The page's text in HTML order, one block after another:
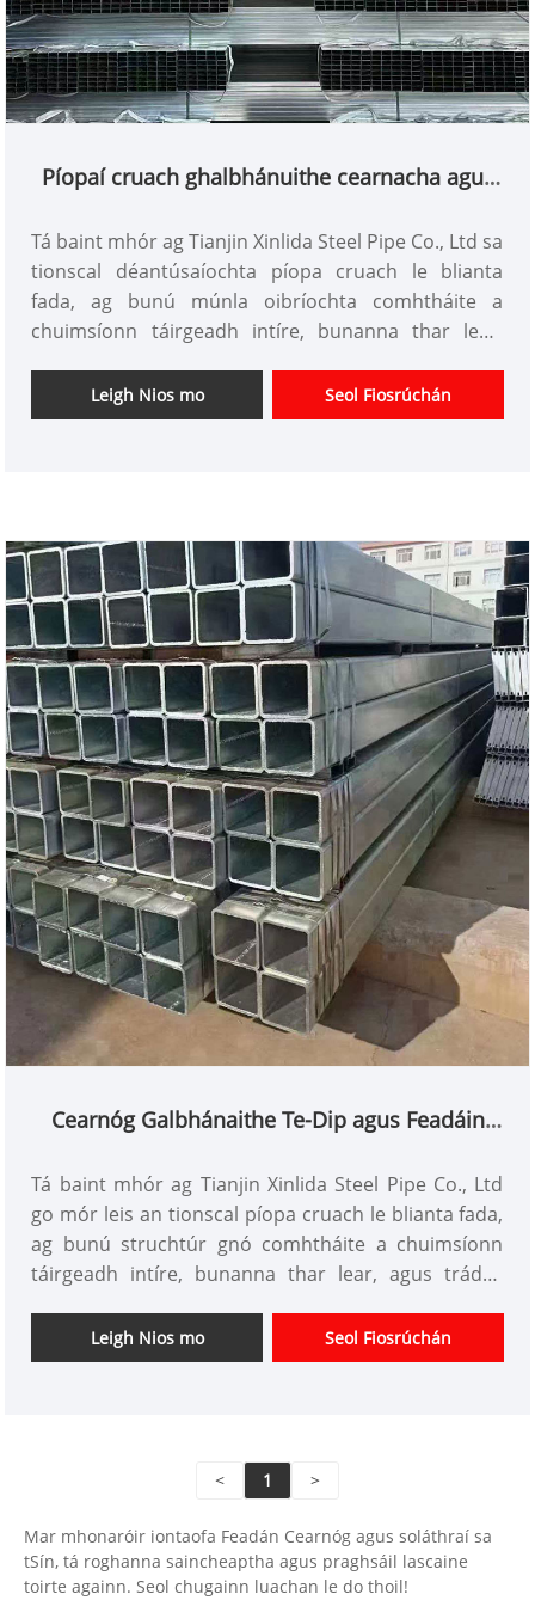
Píopaí cruach ghalbhánuithe cearnacha agus
Tá baint mhór ag Tianjin Xinlida Steel Pipe Co., Ltd sa
tionscal déantúsaíochta píopa cruach le blianta
fada, ag bunú múnla oibríochta comhtháite a
chuimsíonn táirgeadh intíre, bunanna thar lear,
onnmhairiú chuig Oirdheisceart na hÁise, an
Meánoirthear, agus réigiúin eile thar lear, agus tá
agus dronuilleogach, déanann an chuideachta
trealamh táirgeachta cliste agus próisis aibíochta a
ghiaráil chun próifílí ardfheidhmíochta, cost-
éifeachtach a chruthú, ag tabhairt aghaidh go foirfe
ar phointí pian an tionscail ar nós cóireáil chasta
frith-chreimeadh, costais soláthair arda, timthriallta
seachadta fada, agus próiseáil casta. Tagann na
táirgí seo le ciseal cosanta réamh-ghalbhánuithe,
deireadh a chur leis an ngá atá le péintéireacht
thánaisteach le haghaidh cosaint creimeadh, ag
laghdú go mór costais fhoriomlána i gcomparáid le
hábhair phíobáin traidisiúnta. Ina theannta sin, tá
raon iomlán sonraíochtaí ar fáil go héasca, le
freagairt seachadta tapa, rud a fhágann go bhfuil
siad oiriúnach d'fheidhmeanna éagsúla cosúil le
tithe gloine, imbhallaí, ráillí, agus struchtúir cruach
éadrom. Trí cháilíocht, éifeachtúlacht agus
geilleagar a chothromú, is iad na píopaí seo an
innealtóireachta, maisiúcháin, talmhaíochta agus
leictrimheicniúla sa bhaile agus go hidirnáisiúnta.
Leigh Nios mo Seol Fiosrúchán
Cearnóg Galbhánaithe Te-Dip agus Feadáin
Tá baint mhór ag Tianjin Xinlida Steel Pipe Co., Ltd
go mór leis an tionscal píopa cruach le blianta fada,
ag bunú struchtúr gnó comhtháite a chuimsíonn
táirgeadh intíre, bunanna thar lear, agus trádáil
foirmiúla allmhairithe agus onnmhairithe, tá an
margadh trádála trasteorann saothraithe ag an
tá cumas táirgthe bliantúil de 50 milliún tonna ag an
a threalamh caighdeáin idirnáisiúnta, agus is
príomhtháirge onnmhairithe iad na feadáin
Leigh Nios mo Seol Fiosrúchán
< 1 >
Mar mhonaróir iontaofa Feadán Cearnóg agus soláthraí sa
tSín, tá roghanna saincheaptha agus praghsáil lascaine
toirte againn. Seol chugainn luachan le do thoil!